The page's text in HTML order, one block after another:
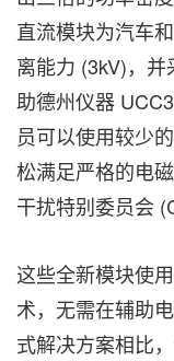
直流模块为汽车
离能力 (3kV)，
助德州仪器
员可以使用较少
松满足严格的电
干扰特别委员会
这些全新模块使
术，无需在辅助
式解决方案相比